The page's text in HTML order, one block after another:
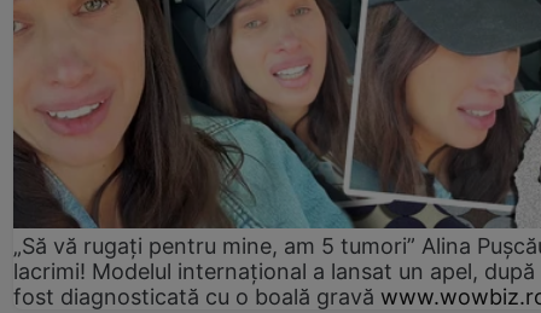
„Să vă rugați pentru mine, am 5 tumori” Alina
lacrimi! Modelul internațional a lansat un apel, după
fost diagnosticată cu o boală gravă